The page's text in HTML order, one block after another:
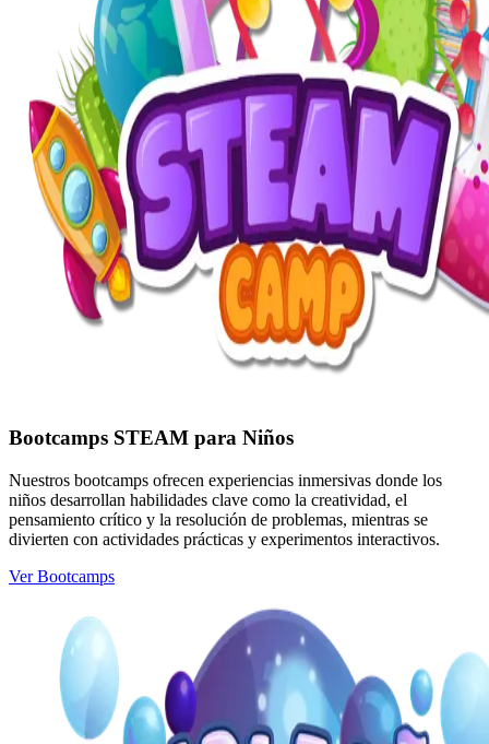
Bootcamps STEAM para Niños
Nuestros bootcamps ofrecen experiencias inmersivas donde los
niños desarrollan habilidades clave como la creatividad, el
pensamiento crítico y la resolución de problemas, mientras se
divierten con actividades prácticas y experimentos interactivos.
Ver Bootcamps